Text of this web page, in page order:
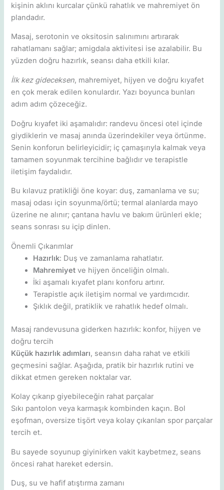
kişinin aklını kurcalar çünkü rahatlık ve mahremiyet ön
plandadır.
Masaj, serotonin ve oksitosin salınımını artırarak
rahatlamanı sağlar; amigdala aktivitesi ise azalabilir. Bu
yüzden doğru hazırlık, seansı daha etkili kılar.
İlk kez gideceksen, mahremiyet, hijyen ve doğru kıyafet
en çok merak edilen konulardır. Yazı boyunca bunları
adım adım çözeceğiz.
Doğru kıyafet iki aşamalıdır: randevu öncesi otel içinde
giydiklerin ve masaj anında üzerindekiler veya örtünme.
Senin konforun belirleyicidir; iç çamaşırıyla kalmak veya
tamamen soyunmak tercihine bağlıdır ve terapistle
iletişim faydalıdır.
Bu kılavuz pratikliği öne koyar: duş, zamanlama ve su;
masaj odası için soyunma/örtü; termal alanlarda mayo
üzerine ne alınır; çantana havlu ve bakım ürünleri ekle;
seans sonrası su içip dinlen.
Önemli Çıkarımlar
Hazırlık: Duş ve zamanlama rahatlatır.
Mahremiyet ve hijyen önceliğin olmalı.
İki aşamalı kıyafet planı konforu artırır.
Terapistle açık iletişim normal ve yardımcıdır.
Şıklık değil, pratiklik ve rahatlık hedef olmalı.
Masaj randevusuna giderken hazırlık: konfor, hijyen ve
doğru tercih
Küçük hazırlık adımları, seansın daha rahat ve etkili
geçmesini sağlar. Aşağıda, pratik bir hazırlık rutini ve
dikkat etmen gereken noktalar var.
Kolay çıkarıp giyebileceğin rahat parçalar
Sıkı pantolon veya karmaşık kombinden kaçın. Bol
eşofman, oversize tişört veya kolay çıkarılan spor parçalar
tercih et.
Bu sayede soyunup giyinirken vakit kaybetmez, seans
öncesi rahat hareket edersin.
Duş, su ve hafif atıştırma zamanı